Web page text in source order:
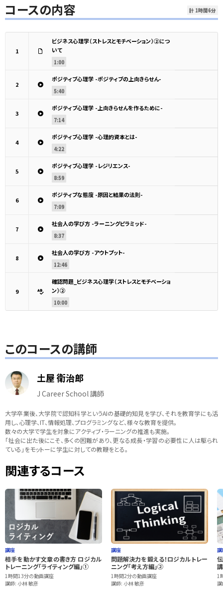
コースの内容 計 1時間6分
1
ビジネス心理学（ストレスとモチベーション）②につ
いて
1:00
2
ポジティブ心理学 -ポジティブの上向きらせん-
5:40
3
ポジティブ心理学 -上向きらせんを作るために-
7:14
4
ポジティブ心理学 -心理的資本とは-
4:22
5
ポジティブ心理学 -レジリエンス-
8:59
6
ポジティブな態度 -原因と結果の法則-
7:09
7
社会人の学び方 -ラーニングピラミッド-
8:37
8
社会人の学び方 -アウトプット-
12:46
9
確認問題_ビジネス心理学（ストレスとモチベーショ
ン）②
10:00
このコースの講師
土屋 衛治郎
J Career School 講師
大学卒業後、大学院で認知科学というAIの基礎的知見を学び、それを教育学にも活
用し、心理学、IT、情報処理、プログラミングなど、様々な教育を提供。
数々の大学で学生を対象にアクティブ・ラーニングの推進も実施。
「社会に出た後にこそ、多くの困難があり、更なる成長・学習の必要性に人は駆られ
ている」をモットーに学生に対しての教鞭をとる。
関連するコース
講座
相手を動かす文章の書き方 ロジカル
トレーニング「ライティング編」①
1時間13分の動画講座
講師: 小林 敏彦
講座
問題解決力を鍛える！ロジカルトレー
ニング「考え方編」②
1時間2分の動画講座
講師: 小林 敏彦
1
講